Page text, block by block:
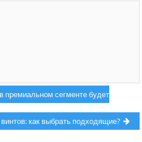
премиальном сегменте будет
как выбрать подходящие?